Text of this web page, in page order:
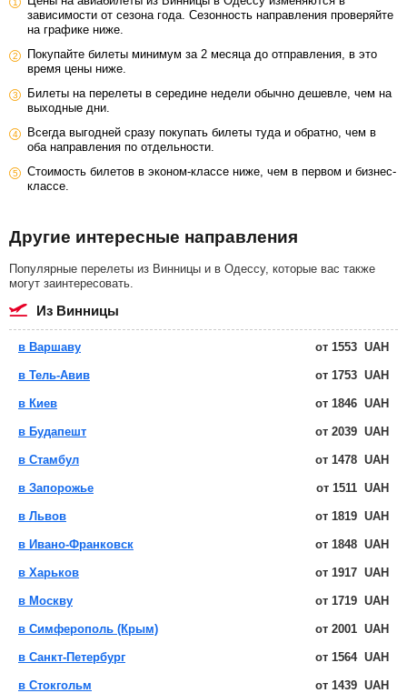
зависимости от сезона года. Сезонность направления проверяйте
на графике ниже.
Покупайте билеты минимум за 2 месяца до отправления, в это
время цены ниже.
Билеты на перелеты в середине недели обычно дешевле, чем на
выходные дни.
Всегда выгодней сразу покупать билеты туда и обратно, чем в
оба направления по отдельности.
Стоимость билетов в эконом-классе ниже, чем в первом и бизнес-
классе.
Другие интересные направления
Популярные перелеты из Винницы и в Одессу, которые вас также
могут заинтересовать.
из Винницы
в Варшаву от 1553 UAH
в Тель-Авив от 1753 UAH
в Киев от 1846 UAH
в Будапешт от 2039 UAH
в Стамбул от 1478 UAH
в Запорожье от 1511 UAH
в Львов от 1819 UAH
в Ивано-Франковск от 1848 UAH
в Харьков от 1917 UAH
в Москву от 1719 UAH
в Симферополь (Крым) от 2001 UAH
в Санкт-Петербург от 1564 UAH
в Стокгольм от 1439 UAH